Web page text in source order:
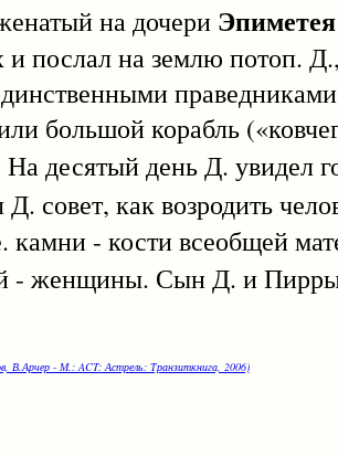
на дочери Эпиметея
послал на землю потоп.
большой корабль
десятый день Д. увидел
Д. совет, как возродить
камни - кости всеобщей
- женщины. Сын Д. и
В.Арчер - М.: ACT: Астрель: Транзиткнига, 2006)